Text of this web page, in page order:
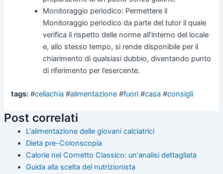
Monitoraggio periodico: Permettere il
Monitoraggio periodico da parte del tutor il quale
verifica il rispetto delle norme all’interno del locale
e, allo stesso tempo, si rende disponibile per il
chiarimento di qualsiasi dubbio, diventando punto
di riferimento per l’esercente.
tags: #celiachia #alimentazione #fuori #casa #consigli
Post correlati
L'alimentazione delle giovani calciatrici
Dieta pre-Colonscopia
Calorie nel Cornetto Classico: un'analisi dettagliata
Guida alla scelta del nutrizionista